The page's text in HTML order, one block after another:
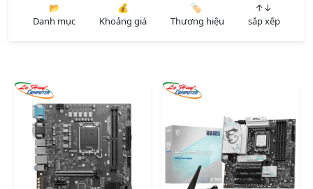
📂
Danh mục
💰
Khoảng giá
🏷️
Thương hiệu
↑↓
sắp xếp